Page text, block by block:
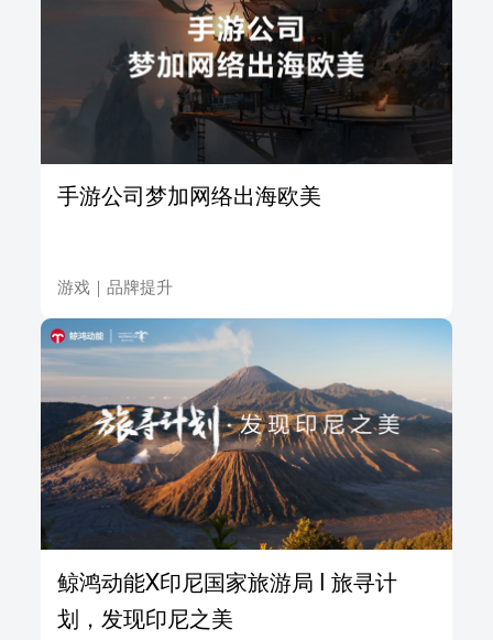
手游公司梦加网络出海欧美
游戏 ｜品牌提升
鲸鸿动能X印尼国家旅游局 | 旅寻计
划，发现印尼之美